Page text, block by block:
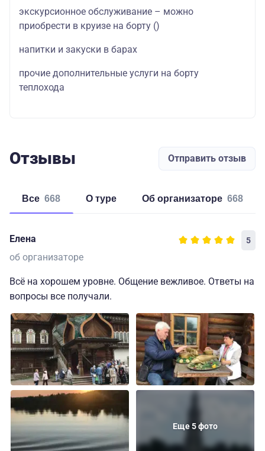
экскурсионное обслуживание – можно
приобрести в круизе на борту ()
напитки и закуски в барах
прочие дополнительные услуги на борту
теплохода
Отзывы Отправить отзыв
Все 668 о туре об организаторе 668
Елена 5
об организаторе
Всё на хорошем уровне. Общение вежливое. Ответы на
вопросы все получали.
Еще 5 фото